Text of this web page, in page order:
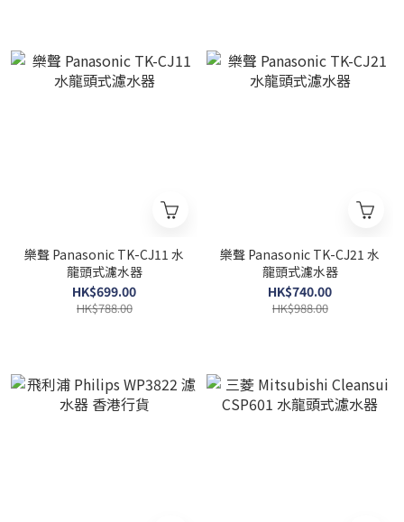
樂聲 Panasonic TK-CJ11 水
龍頭式濾水器
HK$699.00
HK$788.00
樂聲 Panasonic TK-CJ21 水
龍頭式濾水器
HK$740.00
HK$988.00